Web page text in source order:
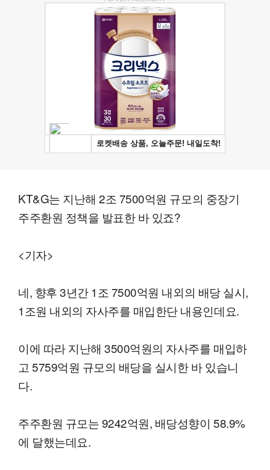
KT&G는 지난해 2조 7500억원 규모의 중장기
주주환원 정책을 발표한 바 있죠?
<기자>
네, 향후 3년간 1조 7500억원 내외의 배당 실시,
1조원 내외의 자사주를 매입한단 내용인데요.
이에 따라 지난해 3500억원의 자사주를 매입하
고 5759억원 규모의 배당을 실시한 바 있습니
다.
주주환원 규모는 9242억원, 배당성향이 58.9%
에 달했는데요.